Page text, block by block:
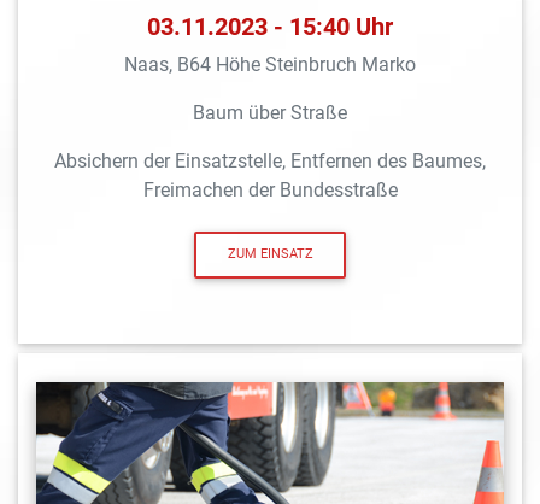
03.11.2023 - 15:40 Uhr
Naas, B64 Höhe Steinbruch Marko
Baum über Straße
Absichern der Einsatzstelle, Entfernen des Baumes,
Freimachen der Bundesstraße
ZUM EINSATZ